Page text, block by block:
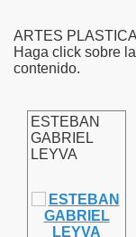
ARTES
Haga click sobre
contenido.
ESTEBAN
GABRIEL
LEYVA